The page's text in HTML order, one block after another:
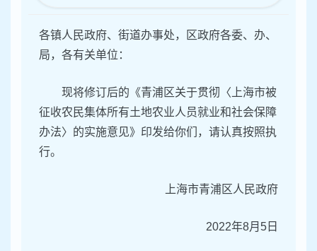
各镇人民政府、街道办事处，区政府各委、办、
局，各有关单位：
现将修订后的《青浦区关于贯彻〈上海市被
征收农民集体所有土地农业人员就业和社会保障
办法〉的实施意见》印发给你们，请认真按照执
行。
上海市青浦区人民政府
2022年8月5日